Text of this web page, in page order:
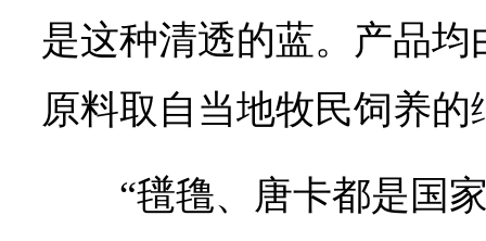
是这种清透的蓝。产品
原料取自当地牧民饲养的
“氆氇、唐卡都是国